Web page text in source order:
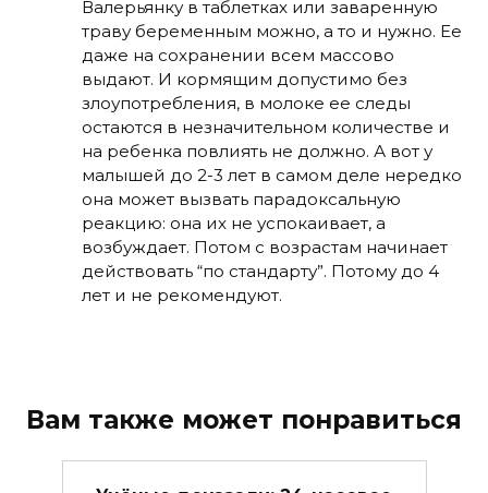
Валерьянку в таблетках или заваренную
траву беременным можно, а то и нужно. Ее
даже на сохранении всем массово
выдают. И кормящим допустимо без
злоупотребления, в молоке ее следы
остаются в незначительном количестве и
на ребенка повлиять не должно. А вот у
малышей до 2-3 лет в самом деле нередко
она может вызвать парадоксальную
реакцию: она их не успокаивает, а
возбуждает. Потом с возрастам начинает
действовать “по стандарту”. Потому до 4
лет и не рекомендуют.
Вам также может понравиться